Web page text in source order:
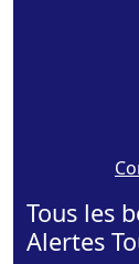
Tous les
Alertes